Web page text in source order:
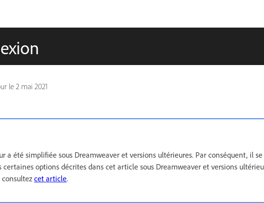
le 2 mai 2021
a été simplifiée sous Dreamweaver et versions ultérieures. Par conséquent, il
certaines options décrites dans cet article sous Dreamweaver et versions
consultezcet article.